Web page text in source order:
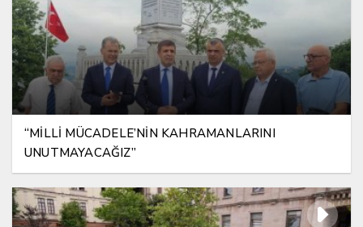
“MİLLİ MÜCADELE’NİN KAHRAMANLARINI
UNUTMAYACAĞIZ”